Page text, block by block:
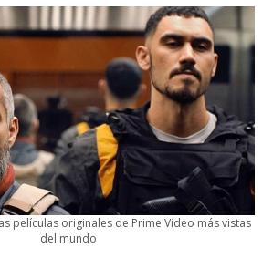
películas originales de Prime Video más vistas
del mundo